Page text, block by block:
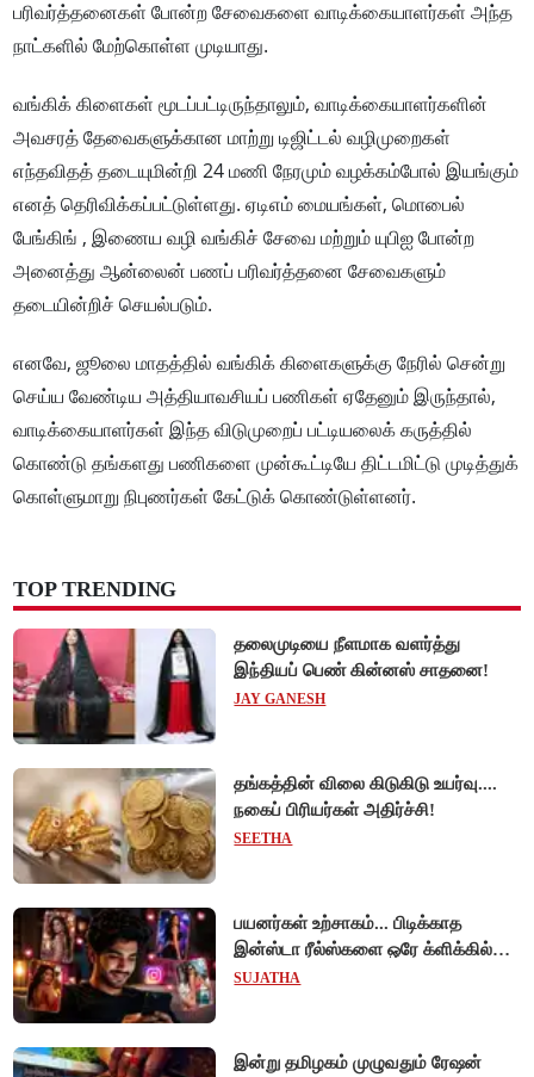
பரிவர்த்தனைகள் போன்ற சேவைகளை வாடிக்கையாளர்கள் அந்த
நாட்களில் மேற்கொள்ள முடியாது.
வங்கிக் கிளைகள் மூடப்பட்டிருந்தாலும், வாடிக்கையாளர்களின்
அவசரத் தேவைகளுக்கான மாற்று டிஜிட்டல் வழிமுறைகள்
எந்தவிதத் தடையுமின்றி 24 மணி நேரமும் வழக்கம்போல் இயங்கும்
எனத் தெரிவிக்கப்பட்டுள்ளது. ஏடிஎம் மையங்கள், மொபைல்
பேங்கிங் , இணைய வழி வங்கிச் சேவை மற்றும் யுபிஐ போன்ற
அனைத்து ஆன்லைன் பணப் பரிவர்த்தனை சேவைகளும்
தடையின்றிச் செயல்படும்.
எனவே, ஜூலை மாதத்தில் வங்கிக் கிளைகளுக்கு நேரில் சென்று
செய்ய வேண்டிய அத்தியாவசியப் பணிகள் ஏதேனும் இருந்தால்,
வாடிக்கையாளர்கள் இந்த விடுமுறைப் பட்டியலைக் கருத்தில்
கொண்டு தங்களது பணிகளை முன்கூட்டியே திட்டமிட்டு முடித்துக்
கொள்ளுமாறு நிபுணர்கள் கேட்டுக் கொண்டுள்ளனர்.
TOP TRENDING
தலைமுடியை நீளமாக வளர்த்து
இந்தியப் பெண் கின்னஸ் சாதனை!
JAY GANESH
தங்கத்தின் விலை கிடுகிடு உயர்வு....
நகைப் பிரியர்கள் அதிர்ச்சி!
SEETHA
பயனர்கள் உற்சாகம்... பிடிக்காத
இன்ஸ்டா ரீல்ஸ்களை ஒரே க்ளிக்கில்
மாற்றியமைக்கலாம்!
SUJATHA
இன்று தமிழகம் முழுவதும் ரேஷன்